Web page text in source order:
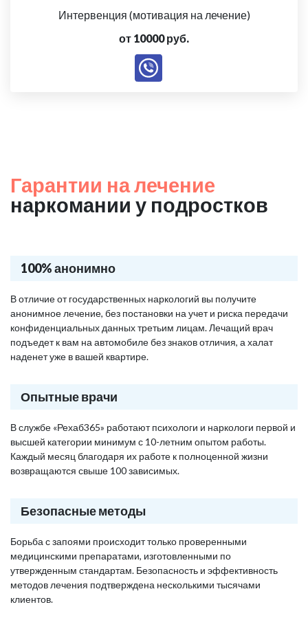
Интервенция (мотивация на лечение)
от 10000 руб.
Гарантии на лечение
наркомании у подростков
100% анонимно
В отличие от государственных наркологий вы получите
анонимное лечение, без постановки на учет и риска передачи
конфиденциальных данных третьим лицам. Лечащий врач
подъедет к вам на автомобиле без знаков отличия, а халат
наденет уже в вашей квартире.
Опытные врачи
В службе «Рехаб365» работают психологи и наркологи первой и
высшей категории минимум с 10-летним опытом работы.
Каждый месяц благодаря их работе к полноценной жизни
возвращаются свыше 100 зависимых.
Безопасные методы
Борьба с запоями происходит только проверенными
медицинскими препаратами, изготовленными по
утвержденным стандартам. Безопасность и эффективность
методов лечения подтверждена несколькими тысячами
клиентов.